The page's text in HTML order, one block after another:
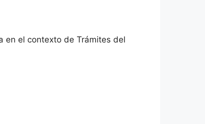
en el contexto de Trámites del